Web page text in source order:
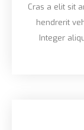
Cras a elit sit
hendrerit
Integer